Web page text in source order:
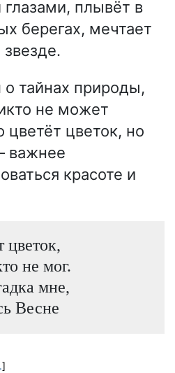
плывёт в
берегах, мечтает
тайнах природы,
не может
цветёт цветок, но
важнее
красоте и
цветок,
не мог.
мне,
Весне
]